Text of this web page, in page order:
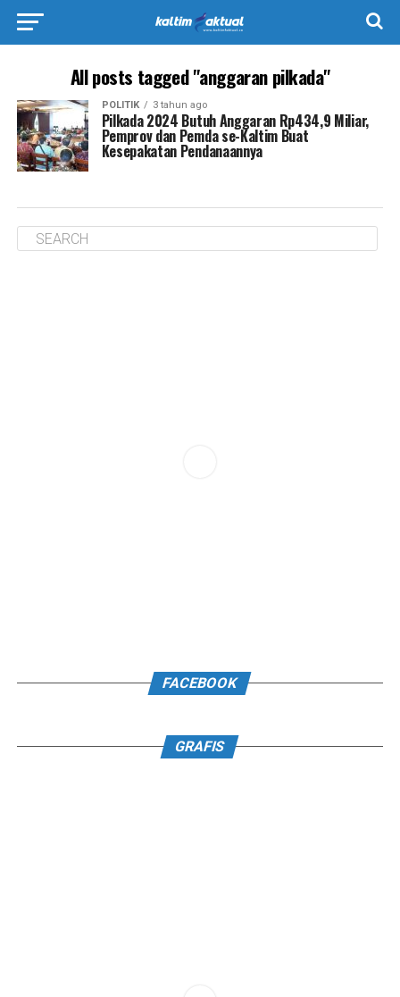
All posts tagged "anggaran pilkada"
POLITIK 3 tahun ago
Pilkada 2024 Butuh Anggaran Rp434,9 Miliar,
Pemprov dan Pemda se-Kaltim Buat
Kesepakatan Pendanaannya
FACEBOOK
GRAFIS